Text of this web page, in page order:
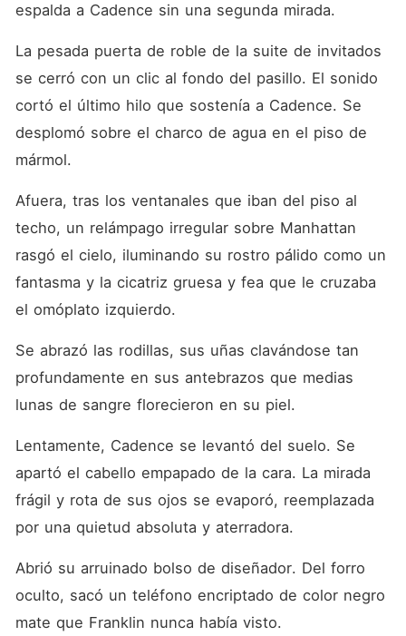
espalda a Cadence sin una segunda mirada.
La pesada puerta de roble de la suite de invitados
se cerró con un clic al fondo del pasillo. El sonido
cortó el último hilo que sostenía a Cadence. Se
desplomó sobre el charco de agua en el piso de
mármol.
Afuera, tras los ventanales que iban del piso al
techo, un relámpago irregular sobre Manhattan
rasgó el cielo, iluminando su rostro pálido como un
fantasma y la cicatriz gruesa y fea que le cruzaba
el omóplato izquierdo.
Se abrazó las rodillas, sus uñas clavándose tan
profundamente en sus antebrazos que medias
lunas de sangre florecieron en su piel.
Lentamente, Cadence se levantó del suelo. Se
apartó el cabello empapado de la cara. La mirada
frágil y rota de sus ojos se evaporó, reemplazada
por una quietud absoluta y aterradora.
Abrió su arruinado bolso de diseñador. Del forro
oculto, sacó un teléfono encriptado de color negro
mate que Franklin nunca había visto.